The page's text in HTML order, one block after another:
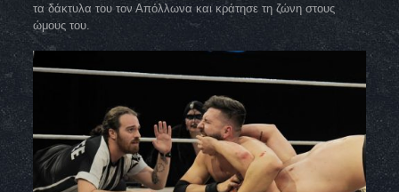
τα δάκτυλα του τον Απόλλωνα και κράτησε τη ζώνη στους
ώμους του.